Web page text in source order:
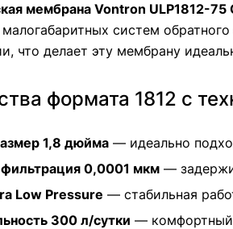
мембрана Vontron ULP1812-75
систем
что делает эту мембрану
формата 1812 с
1,8 дюйма — идеально
фильтрация 0,0001 мкм —
Low Pressure — стабильная
300 л/сутки — комфортный